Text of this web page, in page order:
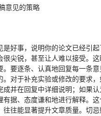
意见的策略
是好事，说明你的论文已经引
很尖锐，甚至让人难以接受。
。要逐条、认真地回复每一条
。对于补充实验或修改的要求
成并在回复中详细说明；如果
有据、态度谦和地进行解释。
往往能显著提升文章质量。切